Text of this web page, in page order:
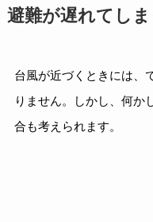
避難が遅れてし
台風が近づくときには、
りません。しかし、何か
合も考えられます。